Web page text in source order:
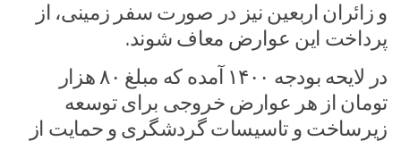
و زائران اربعین نیز در صورت سفر زمینی، از
پرداخت این عوارض معاف شوند.
در لایحه بودجه ۱۴۰۰ آمده که مبلغ ۸۰ هزار
تومان از هر عوارض خروجی برای توسعه
زیرساخت و تاسیسات گردشگری و حمایت از